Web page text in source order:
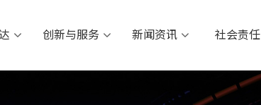
创新与服务 新闻资讯 社会责任